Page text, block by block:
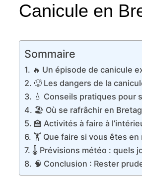
Canicule en
Sommaire
🔥 Un épisode de canicule
🥵 Les dangers de la
💧 Conseils pratiques pour
🏖 Où se rafrâchir en
🏫 Activités à faire à
🏋 Que faire si vous êtes en
🌡 Prévisions météo : quels
🧠 Conclusion : Rester